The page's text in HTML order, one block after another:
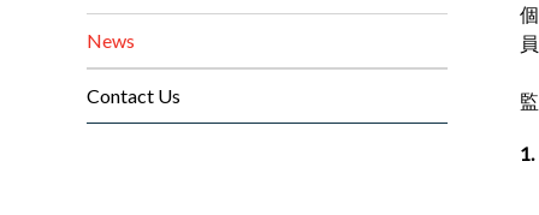
News
Contact Us